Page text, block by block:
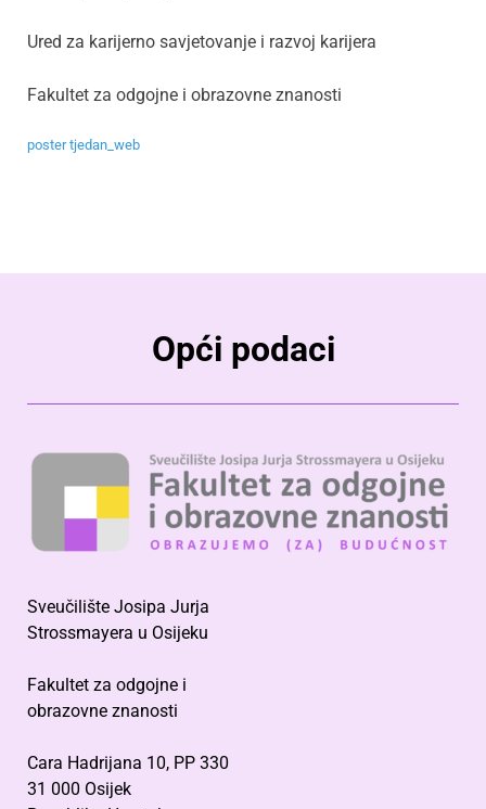
Ured za karijerno savjetovanje i razvoj karijera
Fakultet za odgojne i obrazovne znanosti
poster tjedan_web
Opći podaci
Sveučilište Josipa Jurja
Strossmayera u Osijeku
Fakultet za odgojne i
obrazovne znanosti
Cara Hadrijana 10, PP 330
31 000 Osijek